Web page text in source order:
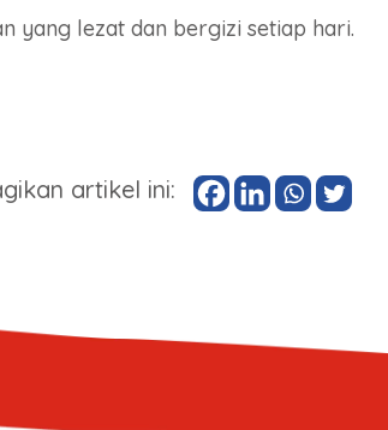
yang lezat dan bergizi setiap hari.
artikel ini: